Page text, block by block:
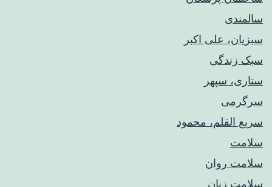
سالمندی
سبزیان، علی اکبر
سبک زندگی
ستاری، سپهر
سرگرمی
سریع القلم، محمود
سلامت
سلامت روان
سلامت زنان